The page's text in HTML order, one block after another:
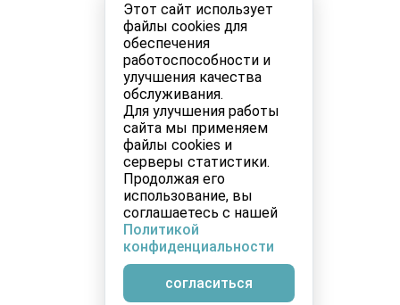
Этот сайт использует
файлы cookies для
обеспечения
работоспособности и
улучшения качества
обслуживания.
Для улучшения работы
сайта мы применяем
файлы cookies и
серверы статистики.
Продолжая его
использование, вы
соглашаетесь с нашей
Политикой
конфиденциальности
согласиться